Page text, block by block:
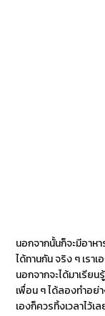
นอกจากนั้นก็จะมีอาห
ได้ทานกัน จริง ๆ เรา
นอกจากจะได้มาเรีย
เพื่อน ๆ ได้ลองทำอย่
เองก็ควรทิ้งเวลาไว้